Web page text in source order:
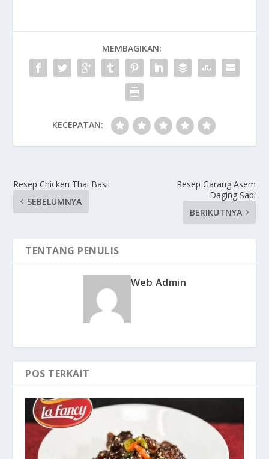
MEMBAGIKAN:
KECEPATAN:
Resep Chicken Thai Basil
SEBELUMNYA
Resep Garang Asem
Daging Sapi
BERIKUTNYA
TENTANG PENULIS
Web Admin
POS TERKAIT